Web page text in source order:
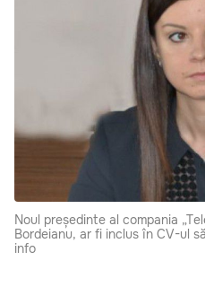
Noul președinte al compania
Bordeianu, ar fi inclus în CV-ul
info